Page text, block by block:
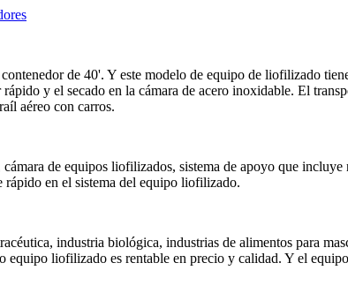
de 40'. Y este modelo de equipo de liofilizado
y el secado en la cámara de acero inoxidable. El
aéreo con carros.
de equipos liofilizados, sistema de apoyo que
rápido en el sistema del equipo liofilizado.
industria biológica, industrias de alimentos para
liofilizado es rentable en precio y calidad. Y el